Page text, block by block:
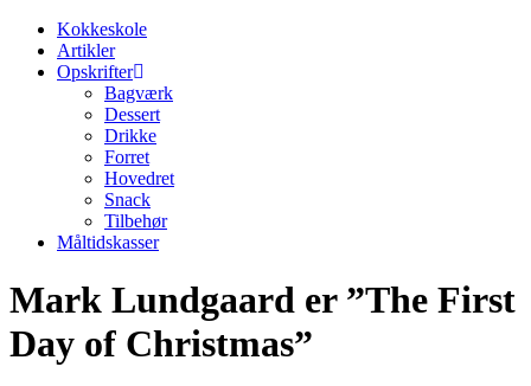
Kokkeskole
Artikler
Opskrifter
Bagværk
Dessert
Drikke
Forret
Hovedret
Snack
Tilbehør
Måltidskasser
Mark Lundgaard er ”The First
Day of Christmas”